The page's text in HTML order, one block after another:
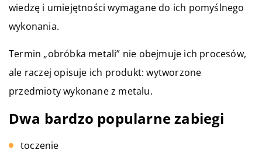
wiedzę i umiejętności wymagane do ich pomyślnego
wykonania.
Termin „obróbka metali” nie obejmuje ich procesów,
ale raczej opisuje ich produkt: wytworzone
przedmioty wykonane z metalu.
Dwa bardzo popularne zabiegi
toczenie